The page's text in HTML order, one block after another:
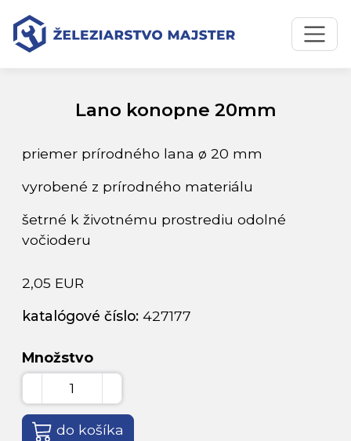
Preskočiť na obsah
Preskočiť na hlavné menu
Úvodná stránka Lano konopne 20mm
Lano konopne 20mm
priemer prírodného lana ø 20 mm
vyrobené z prírodného materiálu
šetrné k životnému prostrediu odolné
vočioderu
2,05 EUR
katalógové číslo: 427177
Množstvo
do košíka